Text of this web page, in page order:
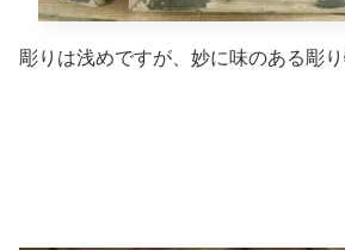
彫りは浅めですが、妙に味のある彫り